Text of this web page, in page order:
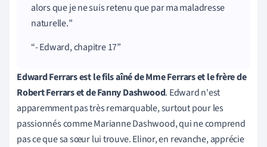
alors que je ne suis retenu que par ma maladresse
naturelle.
- Edward, chapitre 17
Edward Ferrars est le fils aîné de Mme Ferrars et le frère de
Robert Ferrars et de Fanny Dashwood. Edward n'est
apparemment pas très remarquable, surtout pour les
passionnés comme Marianne Dashwood, qui ne comprend
pas ce que sa sœur lui trouve. Elinor, en revanche, apprécie